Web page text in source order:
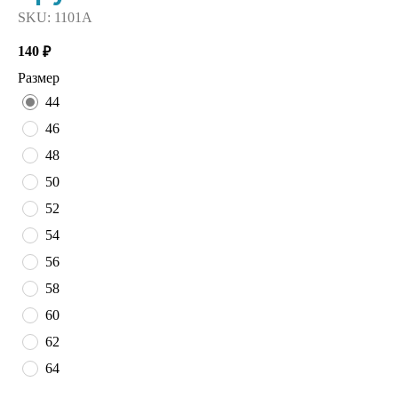
SKU: 1101А
140 ₽
Размер
44
46
48
50
52
54
56
58
60
62
64